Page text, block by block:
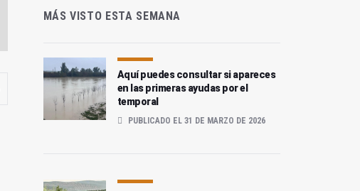
MÁS VISTO ESTA SEMANA
Aquí puedes consultar si apareces
en las primeras ayudas por el
temporal
PUBLICADO EL 31 DE MARZO DE 2026